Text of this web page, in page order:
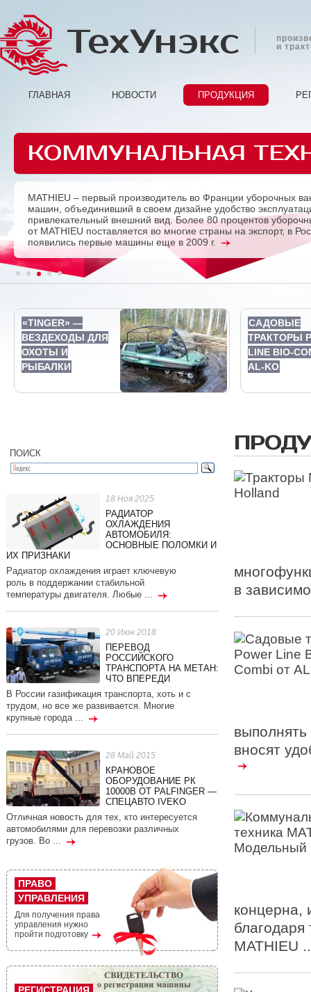
ТехУнэкс
и
ГЛАВНАЯ НОВОСТИ ПРОДУКЦИЯ
КОММУНАЛЬНАЯ
MATHIEU – первый производитель во Франции уборочных
машин, объединивший в своем дизайне удобство
привлекательный внешний вид. Более 80 процентов
от MATHIEU поставляется во многие страны на экспорт, в
появились первые машины еще в 2009 г.
Previous
1 2 3 4 5
«TINGER» —
ВЕЗДЕХОДЫ ДЛЯ
ОХОТЫ И
РЫБАЛКИ
САДОВЫЕ
ТРАКТОРЫ
LINE BIO-
AL-KO
в
вносят
концерна,
благодаря
MATHIEU
ПОИСК
18 Ноя 2025
РАДИАТОР
ОХЛАЖДЕНИЯ
АВТОМОБИЛЯ:
ОСНОВНЫЕ ПОЛОМКИ И
ИХ ПРИЗНАКИ
Радиатор охлаждения играет ключевую
роль в поддержании стабильной
температуры двигателя. Любые ...
20 Июн 2018
ПЕРЕВОД
РОССИЙСКОГО
ТРАНСПОРТА НА МЕТАН:
ЧТО ВПЕРЕДИ
В России газификация транспорта, хоть и с
трудом, но все же развивается. Многие
крупные города ...
28 Май 2015
КРАНОВОЕ
ОБОРУДОВАНИЕ РК
10000В ОТ PALFINGER —
СПЕЦАВТО IVEKO
Отличная новость для тех, кто интересуется
автомобилями для перевозки различных
грузов. Во ...
ПРАВО
УПРАВЛЕНИЯ
Для получения права
управления нужно
пройти подготовку